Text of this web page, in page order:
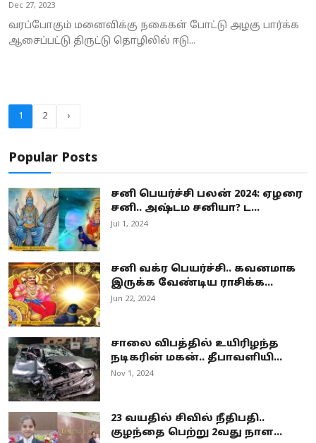
Dec 27, 2023
வரப்போகும் மனைவிக்கு நகைகள் போட்டு அழகு பார்க்க
ஆசைப்பட்டு திருட்டு தொழிலில் ஈடு...
1 2 ›
Popular Posts
சனி பெயர்ச்சி பலன் 2024: ஏழரை
சனி.. அஷ்டம சனியா? ட...
Jul 1, 2024
சனி வக்ர பெயர்ச்சி.. கவனமாக
இருக்க வேண்டிய ராசிக்க...
Jun 22, 2024
சாலை விபத்தில் உயிரிழந்த
நடிகரின் மகன்.. தீபாவளியி...
Nov 1, 2024
23 வயதில் சிவில் நீதிபதி..
குழந்தை பெற்று 2வது நாள...